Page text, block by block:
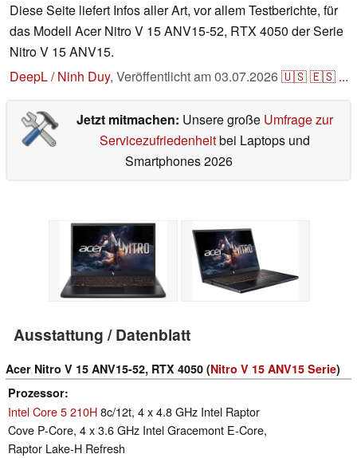
Diese Seite liefert Infos aller Art, vor allem Testberichte, für
das Modell Acer Nitro V 15 ANV15-52, RTX 4050 der Serie
Nitro V 15 ANV15.
DeepL / Ninh Duy, Veröffentlicht am03.07.2026🇺🇸🇪🇸 ...
Jetzt mitmachen: Unsere große Umfrage zur
Servicezufriedenheitbei Laptops und
Smartphones 2026
Ausstattung / Datenblatt
Acer Nitro V 15 ANV15-52, RTX 4050 (Nitro V 15 ANV15 Serie)
Prozessor
Intel Core 5 210H8c/12t, 4 x 4.8 GHz Intel Raptor
Cove P-Core, 4 x 3.6 GHz Intel Gracemont E-Core,
Raptor Lake-H Refresh